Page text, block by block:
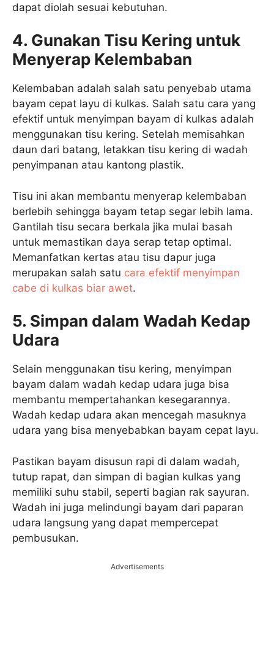
dapat diolah sesuai kebutuhan.
4. Gunakan Tisu Kering untuk
Menyerap Kelembaban
Kelembaban adalah salah satu penyebab utama
bayam cepat layu di kulkas. Salah satu cara yang
efektif untuk menyimpan bayam di kulkas adalah
menggunakan tisu kering. Setelah memisahkan
daun dari batang, letakkan tisu kering di wadah
penyimpanan atau kantong plastik.
Tisu ini akan membantu menyerap kelembaban
berlebih sehingga bayam tetap segar lebih lama.
Gantilah tisu secara berkala jika mulai basah
untuk memastikan daya serap tetap optimal.
Memanfatkan kertas atau tisu dapur juga
merupakan salah satu cara efektif menyimpan
cabe di kulkas biar awet.
5. Simpan dalam Wadah Kedap
Udara
Selain menggunakan tisu kering, menyimpan
bayam dalam wadah kedap udara juga bisa
membantu mempertahankan kesegarannya.
Wadah kedap udara akan mencegah masuknya
udara yang bisa menyebabkan bayam cepat layu.
Pastikan bayam disusun rapi di dalam wadah,
tutup rapat, dan simpan di bagian kulkas yang
memiliki suhu stabil, seperti bagian rak sayuran.
Wadah ini juga melindungi bayam dari paparan
udara langsung yang dapat mempercepat
pembusukan.
Advertisements